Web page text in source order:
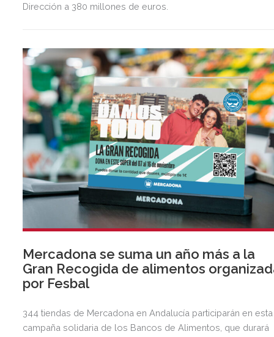
Dirección a 380 millones de euros.
Mercadona se suma un año más a la
Gran Recogida de alimentos
por Fesbal
344 tiendas de Mercadona en Andalucía participarán en esta
campaña solidaria de los Bancos de Alimentos, que durará